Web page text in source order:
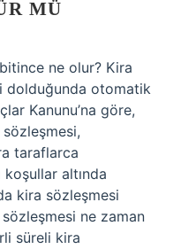
MÜ
ne olur? Kira
dolduğunda otomatik
Kanunu’na göre,
taraflarca
altında
kira sözleşmesi
ne zaman
süreli kira